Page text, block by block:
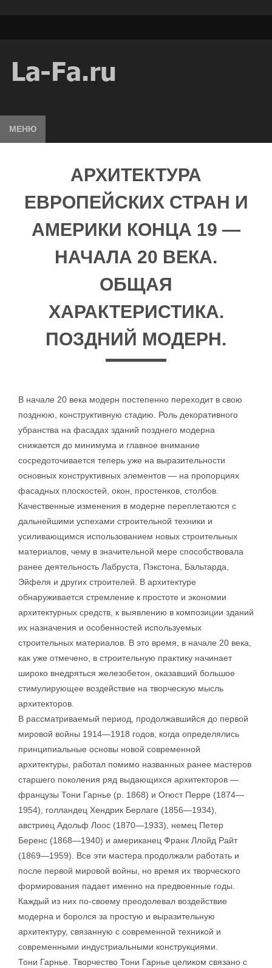
МЕНЮ
АРХИТЕКТУРА
ЕВРОПЕЙСКИХ СТРАН И
АМЕРИКИ КОНЦА 19 —
НАЧАЛА 20 ВЕКА.
ОБЩАЯ
ХАРАКТЕРИСТИКА.
ПОЗДНИЙ МОДЕРН.
В начале 20 века модерн постепенно переходит в свою
позднюю, конструктивную стадию. Роль декоративного
убранства на фасадах зданий позднего модерна
снижается до минимума и главное внимание
сосредоточивается теперь уже на выразительности
основных конструктивных элементов — на пропорциях
фасадных плоскостей, окон, простенков, столбов.
Качественные изменения в модерне переплетаются с
дальнейшими успехами строительной техники и
усиливающимся использованием новых строительных
материалов, чему в значительной мере способствовала
ранее деятельность Лабруста, Пэкстона, Бальтарда,
Эйфеля и других строителей. В архитектуре
обнаруживается стремление к простоте и экономии
архитектурных средств, к выявлению в композиции зданий
их назначения и особенностей используемых
строительных материалов. В это время, в начале 20 века,
как уже отмечено, в строительную практику начинает
широко внедряться железобетон, оказавший большое
стимулирующее воздействие на творческую мысль
архитекторов.
В рассматриваемый период, продолжавшийся до первой
мировой войны 1914—1918 годов, когда определялись
принципиальные основы новой современной
архитектуры, работал помимо названных ранее мастеров
старшего поколения ряд выдающихся архитекторов —
французы Тони Гарнье (р. 1868) и Огюст Перре (1874—
1954), голландец Хендрик Берлаге (1856—1934),
австриец Адольф Лоос (1870—1933), немец Петер
Беренс (1868—1940) и американец Франк Ллойд Райт
(1869—1959). Все эти мастера продолжали работать и
после первой мировой войны, но время их творческого
формирования падает именно на предвоенные годы.
Каждый из них по-своему преодолевал воздействие
модерна и боролся за простую и выразительную
архитектуру, связанную с современной техникой и
современными индустриальными конструкциями.
Тони Гарнье. Творчество Тони Гарнье целиком связано с